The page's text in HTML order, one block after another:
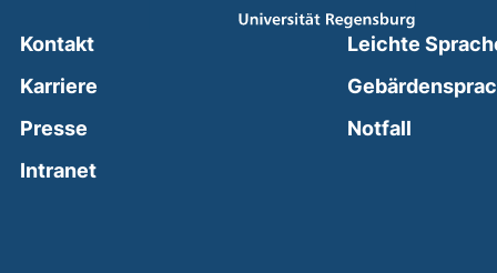
Kontakt
Karriere
Presse
Intranet(external link, opens in a new window)
Leichte
Notfall